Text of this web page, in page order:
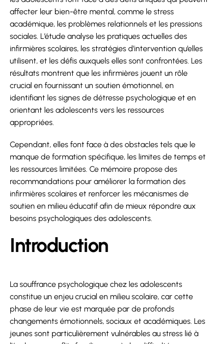
affecter leur bien-être mental, comme le stress
académique, les problèmes relationnels et les pressions
sociales. L’étude analyse les pratiques actuelles des
infirmières scolaires, les stratégies d’intervention qu’elles
utilisent, et les défis auxquels elles sont confrontées. Les
résultats montrent que les infirmières jouent un rôle
crucial en fournissant un soutien émotionnel, en
identifiant les signes de détresse psychologique et en
orientant les adolescents vers les ressources
appropriées.
Cependant, elles font face à des obstacles tels que le
manque de formation spécifique, les limites de temps et
les ressources limitées. Ce mémoire propose des
recommandations pour améliorer la formation des
infirmières scolaires et renforcer les mécanismes de
soutien en milieu éducatif afin de mieux répondre aux
besoins psychologiques des adolescents.
Introduction
La souffrance psychologique chez les adolescents
constitue un enjeu crucial en milieu scolaire, car cette
phase de leur vie est marquée par de profonds
changements émotionnels, sociaux et académiques. Les
jeunes sont particulièrement vulnérables au stress lié à